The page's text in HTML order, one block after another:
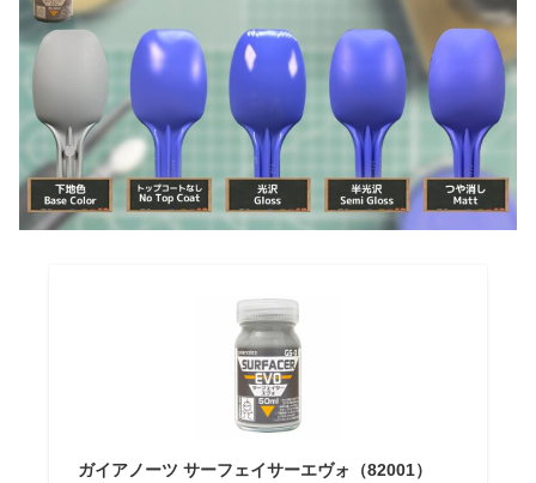
ガイアノーツ サーフェイサーエヴォ（82001）